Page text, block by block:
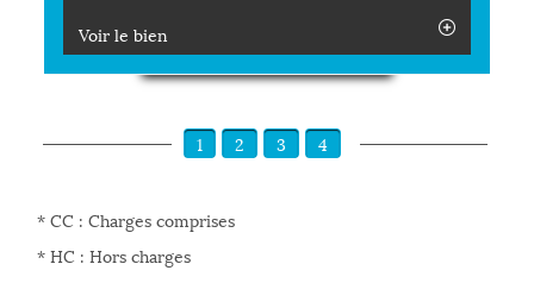
Voir le bien
1 2 3 4
* CC : Charges comprises
* HC : Hors charges